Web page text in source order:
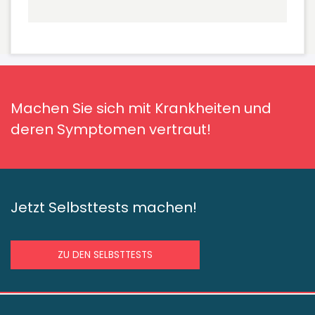
Machen Sie sich mit Krankheiten und
deren Symptomen vertraut!
Jetzt Selbsttests machen!
ZU DEN SELBSTTESTS